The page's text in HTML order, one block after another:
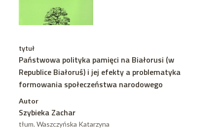
tytuł
Państwowa polityka pamięci na Białorusi (w
Republice Białoruś) i jej efekty a problematyka
formowania społeczeństwa narodowego
Autor
Szybieka Zachar
tłum. Waszczyńska Katarzyna